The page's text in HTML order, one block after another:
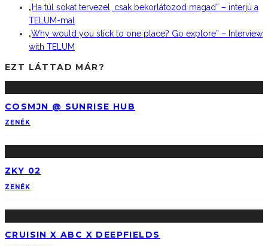
„Ha túl sokat tervezel, csak bekorlátozod magad” – interjú a
TELUM-mal
„Why would you stick to one place? Go explore” – Interview
with TELUM
EZT LÁTTAD MÁR?
COSMJN @ SUNRISE HUB
ZENÉK
ZKY 02
ZENÉK
CRUISIN X ABC X DEEPFIELDS